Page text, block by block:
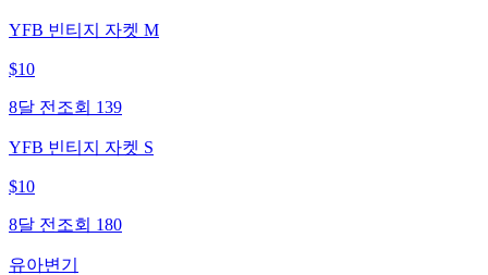
YFB 빈티지 자켓 M
$10
8달 전 조회 139
YFB 빈티지 자켓 S
$10
8달 전 조회 180
유아변기